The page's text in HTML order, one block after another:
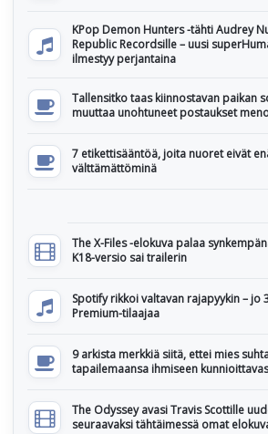
KPop Demon Hunters -tähti Audrey
Republic Recordsille – uusi
ilmestyy perjantaina
Tallensitko taas kiinnostavan paikan
muuttaa unohtuneet postaukset
7 etikettisääntöä, joita nuoret eivät
välttämättöminä
The X-Files -elokuva palaa
K18-versio sai trailerin
Spotify rikkoi valtavan rajapyykin – jo
Premium-tilaajaa
9 arkista merkkiä siitä, ettei mies
tapailemaansa ihmiseen
The Odyssey avasi Travis Scottille
seuraavaksi tähtäimessä omat